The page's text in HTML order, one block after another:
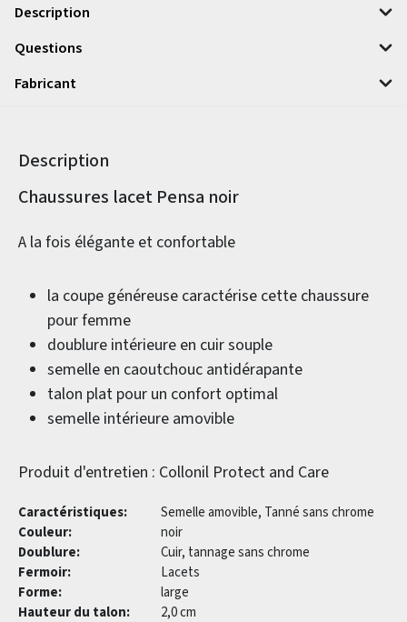
Description
Questions
Fabricant
Description
Informations sur le produit
Chaussures lacet Pensa noir
A la fois élégante et confortable
la coupe généreuse caractérise cette chaussure
pour femme
doublure intérieure en cuir souple
semelle en caoutchouc antidérapante
talon plat pour un confort optimal
semelle intérieure amovible
Produit d'entretien : Collonil Protect and Care
Caractéristiques:
Semelle amovible, Tanné sans chrome
Couleur:
noir
Doublure:
Cuir, tannage sans chrome
Fermoir:
Lacets
Forme:
large
Hauteur du talon:
2,0 cm